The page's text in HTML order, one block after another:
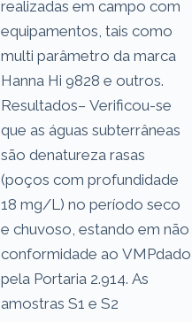
realizadas em campo com
equipamentos, tais como
multi parâmetro da marca
Hanna Hi 9828 e outros.
Resultados– Verificou-se
que as águas subterrâneas
são denatureza rasas
(poços com profundidade
18 mg/L) no período seco
e chuvoso, estando em não
conformidade ao VMPdado
pela Portaria 2.914. As
amostras S1 e S2